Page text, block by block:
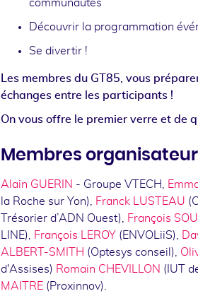
communautés
Découvrir la programmation
Se divertir !
Les membres du GT85, vous
échanges entre les participants !
On vous offre le premier verre et de
Membres
Alain GUERIN - Groupe VTECH,
la Roche sur Yon), Franck LUSTEAU
Trésorier d’ADN Ouest), François
LINE), François LEROY (ENVOLiiS),
ALBERT-SMITH (Optesys conseil),
d'Assises) Romain CHEVILLON (IUT
MAITRE (Proxinnov).